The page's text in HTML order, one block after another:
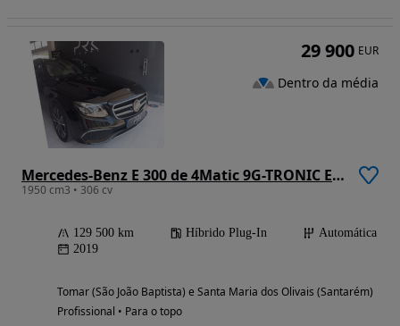
Mercedes-Benz E 300 de 4Matic 9G-TRONIC Exclusive
1950 cm3 • 306 cv
129 500 km Híbrido Plug-In
Automática
2019
Tomar (São João Baptista) e Santa Maria dos Olivais (Santarém)
Profissional • Para o topo
29 900 EUR
Dentro da média